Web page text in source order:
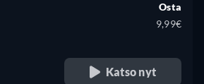
Osta
9,99€
Katso nyt